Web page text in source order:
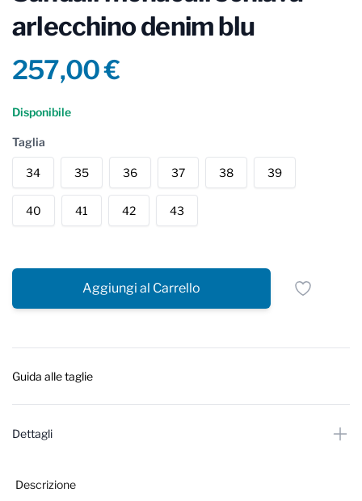
arlecchino denim blu
Product information
257,00 €
Reviews
Disponibile
Taglia
34 35 36 37 38 39
40 41 42 43
Aggiungi al Carrello
Guida alle taglie
Dettagli
Descrizione